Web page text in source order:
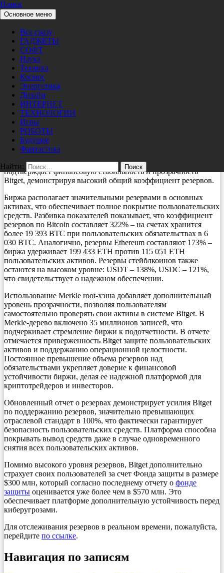
Перейти к содержимому
Pro/Hi-Tech
Поиск
Основное меню
Все сразу
ГАДЖЕТЫ
СОФТ
Наука
Техника
Космос
Энергетика
Дизайн
ИНТЕРНЕТ
ТЕХНОЛОГИИ
Игры
РОБОТЫ
Будущее
Фантастика
Найти:
Криптовалюты
Bitget обновляет данные
доказательства резервов за февраль
2025 года, показатели резервов
увеличены до 186%
03/01/2025 nat
Виктория, Сейшельские острова, 26 февраля 2025
г. /PRNewswire/ —
биржа и компания Web3, опубликовала отчет о доказательстве
резервов за февраль 2025 года. Согласно обновленным
данным, объем резервов увеличился до 186%, превысив
обязательный уровень в 100%. Последний отчет о резервах
подтверждает финансовую стабильность и прозрачность
Bitget, демонстрируя высокий общий коэффициент резервов.
Биржа располагает значительными резервами в основных
активах, что обеспечивает полное покрытие пользовательских
средств. Разбивка показателей показывает, что коэффициент
резервов по Bitcoin составляет 322% – на счетах хранится
более 19 393 BTC при пользовательских обязательствах в 6
030 BTC. Аналогично, резервы Ethereum составляют 173% –
биржа удерживает 199 433 ETH против 115 051 ETH
пользовательских активов. Резервы стейблкоинов также
остаются на высоком уровне: USDT – 138%, USDC – 121%,
что свидетельствует о надежном обеспечении.
Использование Merkle root-хэша добавляет дополнительный
уровень прозрачности, позволяя пользователям
самостоятельно проверять свои активы в системе Bitget. В
Merkle-дерево включено 35 миллионов записей, что
подчеркивает стремление биржи к подотчетности. В отчете
отмечается приверженность Bitget защите пользовательских
активов и поддержанию операционной целостности.
Постоянное превышение объема резервов над
обязательствами укрепляет доверие к финансовой
устойчивости биржи, делая ее надежной платформой для
криптотрейдеров и инвесторов.
Обновленный отчет о резервах демонстрирует усилия Bitget
по поддержанию резервов, значительно превышающих
отраслевой стандарт в 100%, что фактически гарантирует
безопасность пользовательских средств. Платформа способна
покрывать вывод средств даже в случае одновременного
снятия всех пользовательских активов.
Помимо высокого уровня резервов, Bitget дополнительно
страхует своих пользователей за счет Фонда защиты в размере
$300 млн, который согласно последнему отчету о фонде
защиты оценивается уже более чем в $570 млн. Это
обеспечивает платформе дополнительную устойчивость перед
киберугрозами.
Для отслеживания резервов в реальном времени, пожалуйста,
перейдите по ссылке.
Навигация по записям